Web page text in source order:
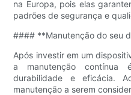
na Europa, pois elas
padrões de segurança e
#### **Manutenção do seu
Após investir em um
a manutenção contínua
durabilidade e eficácia.
manutenção a serem